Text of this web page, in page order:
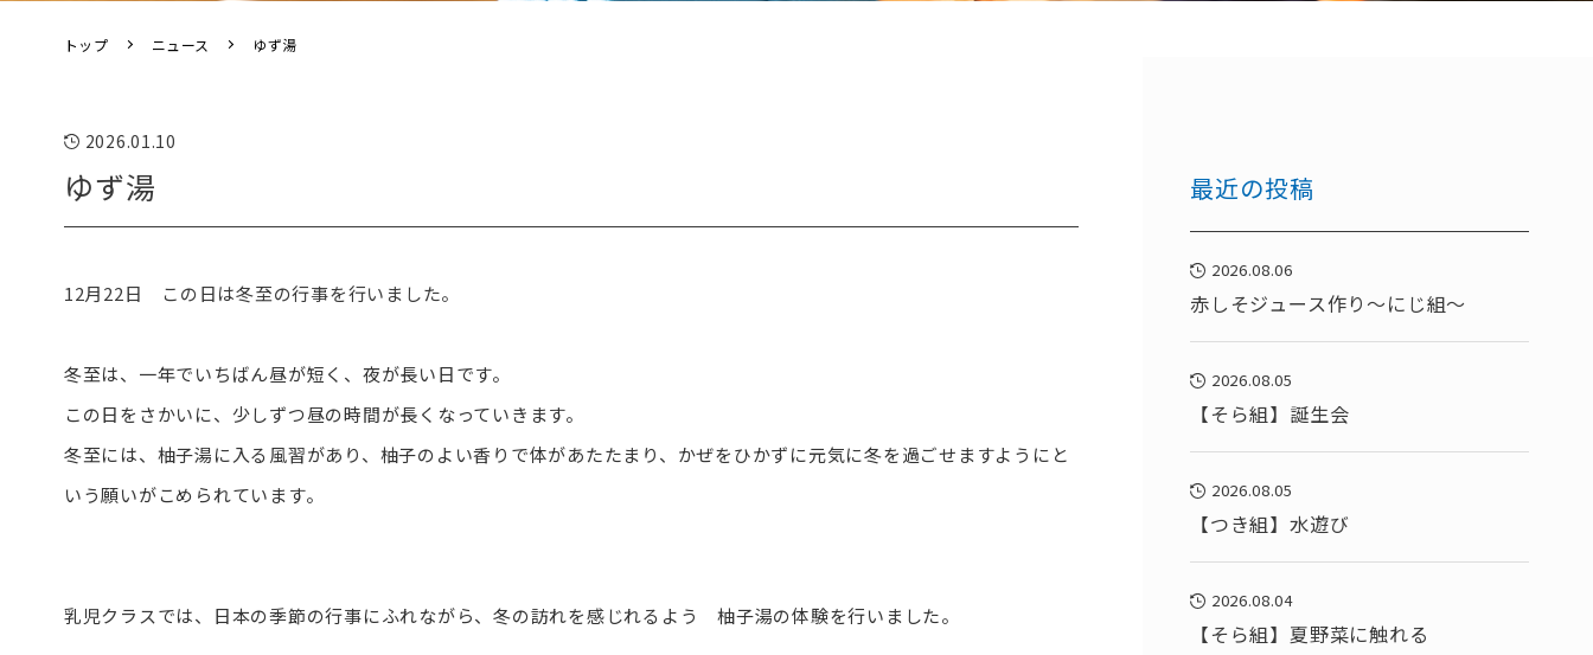
トップ ニュース ゆず湯
2026.01.10
ゆず湯
12月22日 この日は冬至の行事を行いました。
冬至は、一年でいちばん昼が短く、夜が長い日です。
この日をさかいに、少しずつ昼の時間が長くなっていきます。
冬至には、柚子湯に入る風習があり、柚子のよい香りで体があたたまり、かぜをひかずに元気に冬を過ごせますようにと
いう願いがこめられています。
乳児クラスでは、日本の季節の行事にふれながら、冬の訪れを感じれるよう 柚子湯の体験を行いました。
最近の投稿
2026.08.06
赤しそジュース作り～にじ組～
2026.08.05
【そら組】誕生会
2026.08.05
【つき組】水遊び
2026.08.04
【そら組】夏野菜に触れる